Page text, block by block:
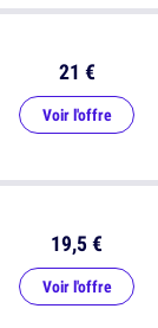
19,5 €
Voir l'offre
21 €
Voir l'offre